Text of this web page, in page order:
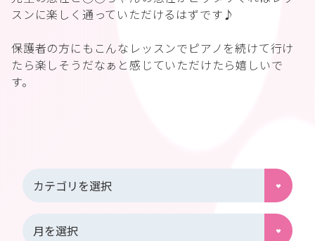
スンに楽しく通っていただけるはずです♪
保護者の方にもこんなレッスンでピアノを続けて行け
たら楽しそうだなぁと感じていただけたら嬉しいで
す。